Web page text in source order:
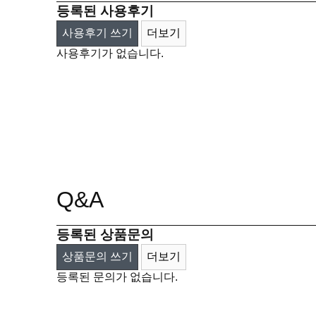
등록된 사용후기
사용후기 쓰기
더보기
사용후기가 없습니다.
Q&A
등록된 상품문의
상품문의 쓰기
더보기
등록된 문의가 없습니다.